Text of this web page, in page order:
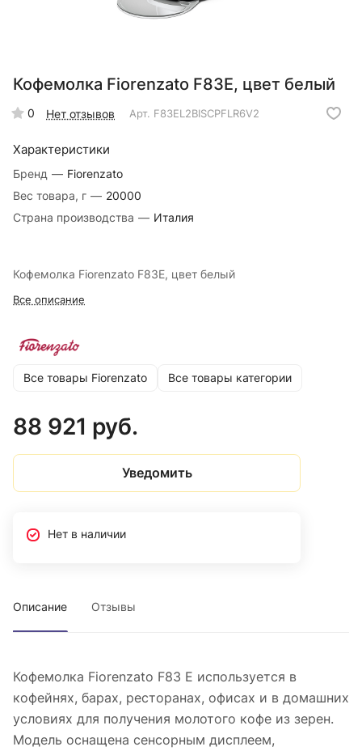
Кофемолка Fiorenzato F83E, цвет белый
0 Нет отзывов Арт. F83EL2BISCPFLR6V2
Характеристики
Бренд — Fiorenzato
Вес товара, г — 20000
Страна производства — Италия
Кофемолка Fiorenzato F83E, цвет белый
Все описание
Все товары Fiorenzato Все товары категории
88 921 руб.
Уведомить
Нет в наличии
Описание Отзывы
Кофемолка Fiorenzato F83 E используется в
кофейнях, барах, ресторанах, офисах и в домашних
условиях для получения молотого кофе из зерен.
Модель оснащена сенсорным дисплеем,